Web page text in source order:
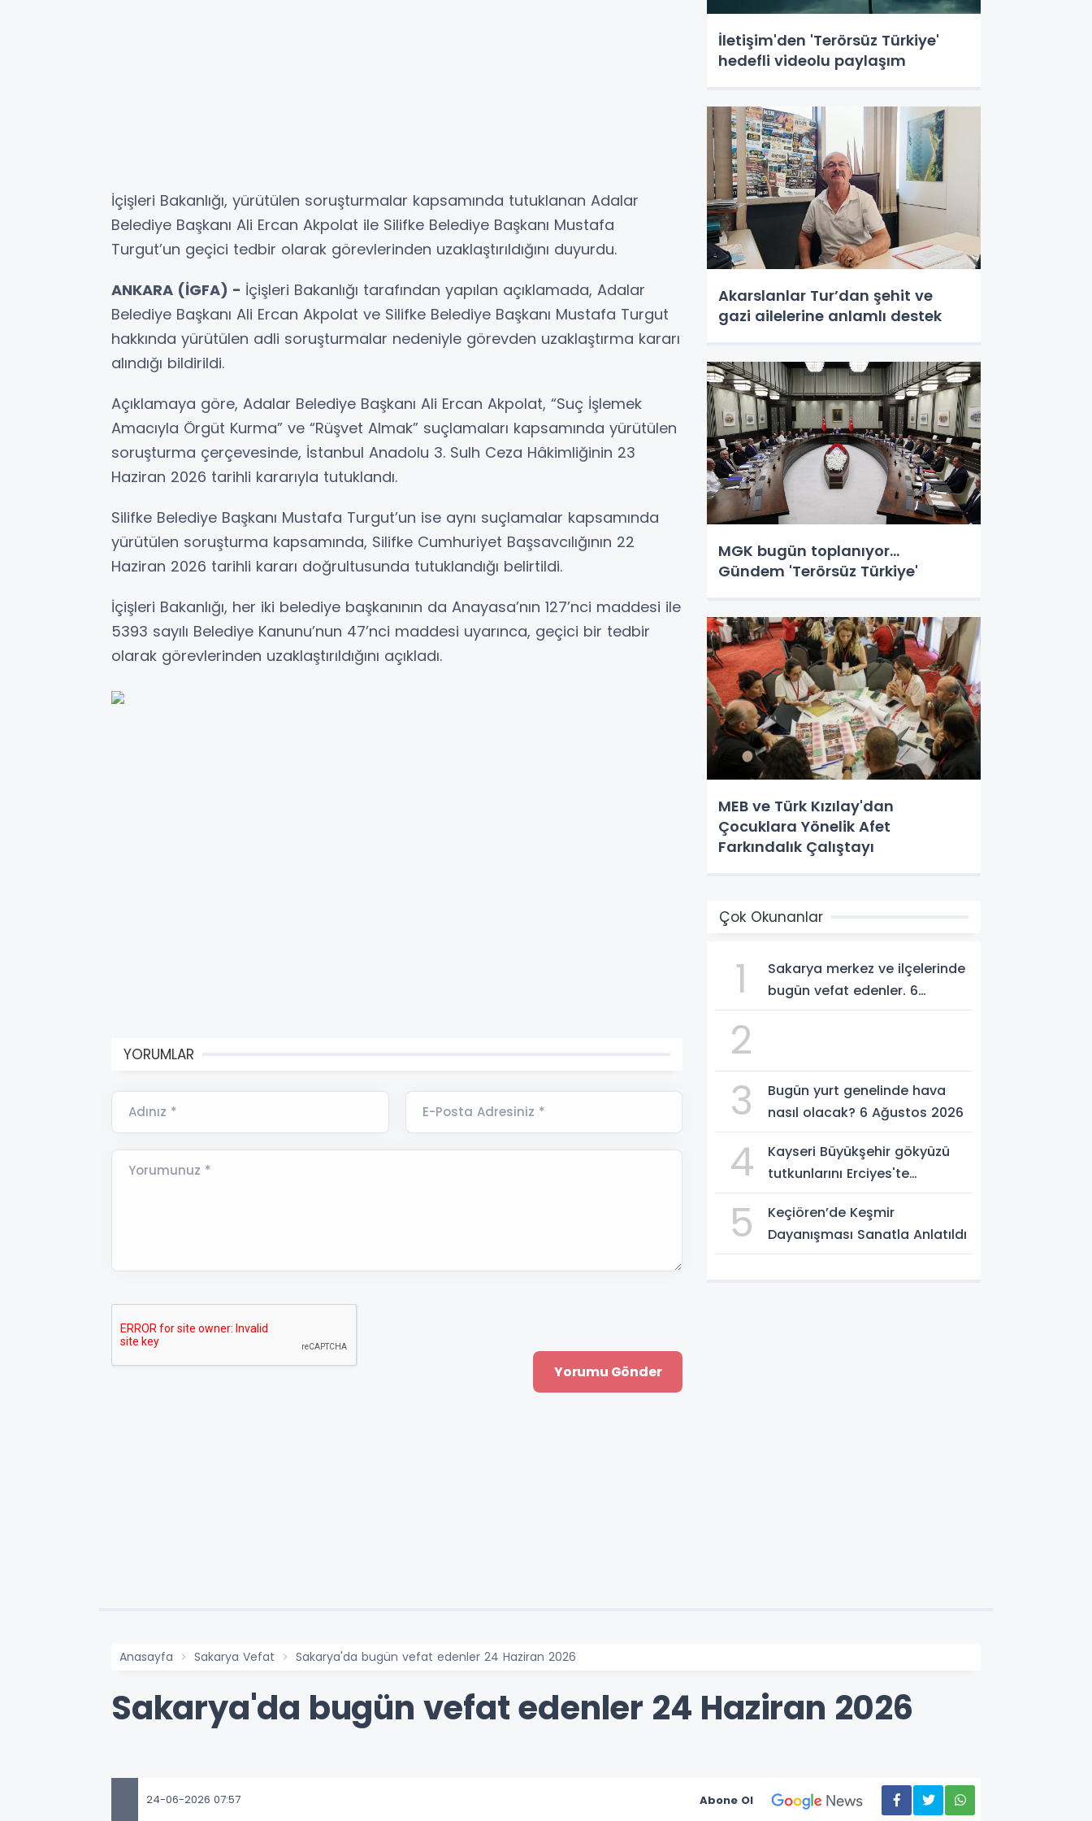
İçişleri Bakanlığı, yürütülen soruşturmalar kapsamında tutuklanan Adalar
Belediye Başkanı Ali Ercan Akpolat ile Silifke Belediye Başkanı Mustafa
Turgut’un geçici tedbir olarak görevlerinden uzaklaştırıldığını duyurdu.
ANKARA (İGFA) - İçişleri Bakanlığı tarafından yapılan açıklamada, Adalar
Belediye Başkanı Ali Ercan Akpolat ve Silifke Belediye Başkanı Mustafa Turgut
hakkında yürütülen adli soruşturmalar nedeniyle görevden uzaklaştırma kararı
alındığı bildirildi.
Açıklamaya göre, Adalar Belediye Başkanı Ali Ercan Akpolat, “Suç İşlemek
Amacıyla Örgüt Kurma” ve “Rüşvet Almak” suçlamaları kapsamında yürütülen
soruşturma çerçevesinde, İstanbul Anadolu 3. Sulh Ceza Hâkimliğinin 23
Haziran 2026 tarihli kararıyla tutuklandı.
Silifke Belediye Başkanı Mustafa Turgut’un ise aynı suçlamalar kapsamında
yürütülen soruşturma kapsamında, Silifke Cumhuriyet Başsavcılığının 22
Haziran 2026 tarihli kararı doğrultusunda tutuklandığı belirtildi.
İçişleri Bakanlığı, her iki belediye başkanının da Anayasa’nın 127’nci maddesi ile
5393 sayılı Belediye Kanunu’nun 47’nci maddesi uyarınca, geçici bir tedbir
olarak görevlerinden uzaklaştırıldığını açıkladı.
YORUMLAR
Adınız * E-Posta Adresiniz *
Yorumunuz *
İletişim'den 'Terörsüz Türkiye'
hedefli videolu paylaşım
Akarslanlar Tur’dan şehit ve
gazi ailelerine anlamlı destek
MGK bugün toplanıyor...
Gündem 'Terörsüz Türkiye'
MEB ve Türk Kızılay'dan
Çocuklara Yönelik Afet
Farkındalık Çalıştayı
Çok Okunanlar
1
Sakarya merkez ve ilçelerinde
bugün vefat edenler. 6
2
3
Bugün yurt genelinde hava
nasıl olacak? 6 Ağustos 2026
4
Kayseri Büyükşehir gökyüzü
tutkunlarını Erciyes'te
5
Keçiören’de Keşmir
Dayanışması Sanatla Anlatıldı
Anasayfa Sakarya Vefat Sakarya'da bugün vefat edenler 24 Haziran 2026
Sakarya'da bugün vefat edenler 24 Haziran 2026
24-06-2026 07:57 Abone Ol